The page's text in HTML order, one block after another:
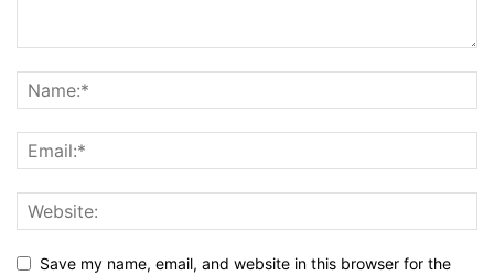
Save my name, email, and website in this browser for the